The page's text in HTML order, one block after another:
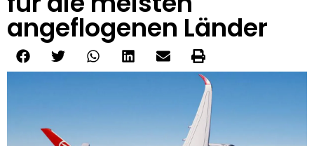
angeflogenen Länder